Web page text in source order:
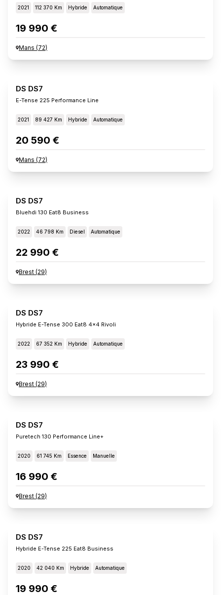
2021 112 370 Km Hybride Automatique
19 990 €
Mans (72)
DS DS7
E-Tense 225 Performance Line
2021 89 427 Km Hybride Automatique
20 590 €
Mans (72)
DS DS7
Bluehdi 130 Eat8 Business
2022 46 798 Km Diesel Automatique
22 990 €
Brest (29)
DS DS7
Hybride E-Tense 300 Eat8 4x4 Rivoli
2022 67 352 Km Hybride Automatique
23 990 €
Brest (29)
DS DS7
Puretech 130 Performance Line+
2020 61 745 Km Essence Manuelle
16 990 €
Brest (29)
DS DS7
Hybride E-Tense 225 Eat8 Business
2020 42 040 Km Hybride Automatique
19 990 €